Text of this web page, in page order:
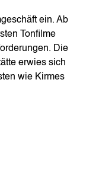
ein. Ab
Tonfilme
Die
erwies sich
wie Kirmes